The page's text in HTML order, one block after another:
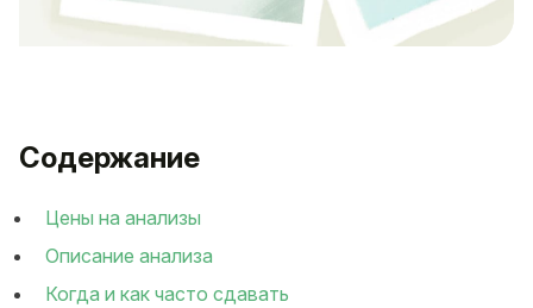
Содержание
Цены на анализы
Описание анализа
Когда и как часто сдавать